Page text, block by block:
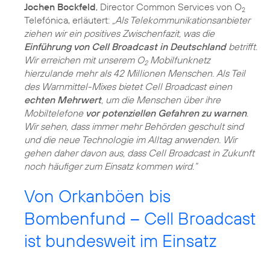
Jochen Bockfeld, Director Common Services von O2
Telefónica, erläutert: „Als Telekommunikationsanbieter
ziehen wir ein positives Zwischenfazit, was die
Einführung von Cell Broadcast in Deutschlandbetrifft.
Wir erreichen mit unserem O2Mobilfunknetz
hierzulande mehr als 42 Millionen Menschen. Als Teil
des Warnmittel-Mixes bietet Cell Broadcast einen
echten Mehrwert, um die Menschen über ihre
Mobiltelefone vor potenziellen Gefahren zu warnen.
Wir sehen, dass immer mehr Behörden geschult sind
und die neue Technologie im Alltag anwenden. Wir
gehen daher davon aus, dass Cell Broadcast in Zukunft
noch häufiger zum Einsatz kommen wird.“
Von Orkanböen bis
Bombenfund – Cell Broadcast
ist bundesweit im Einsatz